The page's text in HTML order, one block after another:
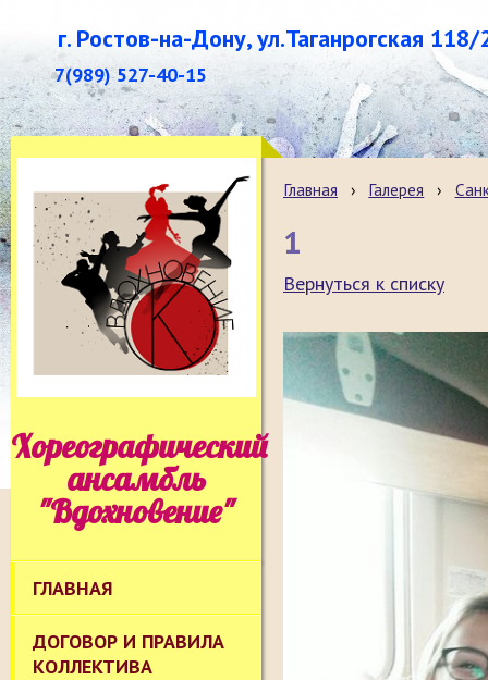
г. Ростов-на-Дону, ул.Таганрогская 118/
7(989) 527-40-15
Хореографический
ансамбль
"Вдохновение"
ГЛАВНАЯ
ДОГОВОР И ПРАВИЛА
КОЛЛЕКТИВА
Главная › Галерея ›
1
Вернуться к списку